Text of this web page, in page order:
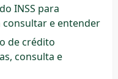
INSS para
e entender
de crédito
consulta e